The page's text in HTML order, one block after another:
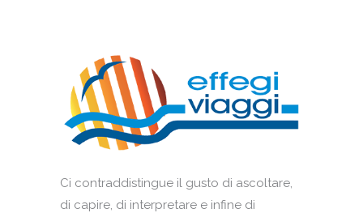
Ci contraddistingue il gusto di ascoltare,
di capire, di interpretare e infine di